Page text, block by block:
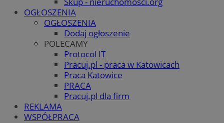
OGŁOSZENIA
OGŁOSZENIA
Dodaj ogłoszenie
POLECAMY
Protocol IT
Pracuj.pl - praca w Katowicach
Praca Katowice
PRACA
Pracuj.pl dla firm
REKLAMA
WSPÓŁPRACA